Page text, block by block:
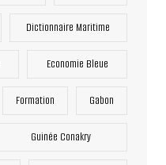
Dictionnaire Maritime
Economie Bleue
Formation Gabon
Guinée Conakry